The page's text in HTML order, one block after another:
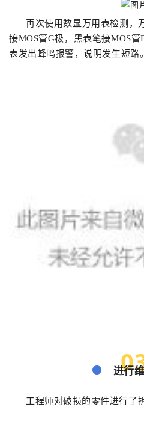
再次使用数显万用表检测，
接MOS管G极，黑表笔接MOS
表发出蜂鸣报警，说明发生短路。
进行
工程师对破损的零件进行了